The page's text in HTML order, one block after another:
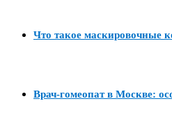
Что такое маскировочные
Врач-гомеопат в Москве: